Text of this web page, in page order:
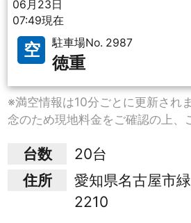
06月23日
07:49現在
空 駐車場No. 2987
徳重
※満空情報は10分ごとに更新され
念のため現地料金をご確認の上、
台数
20台
住所
愛知県名古屋市
2210